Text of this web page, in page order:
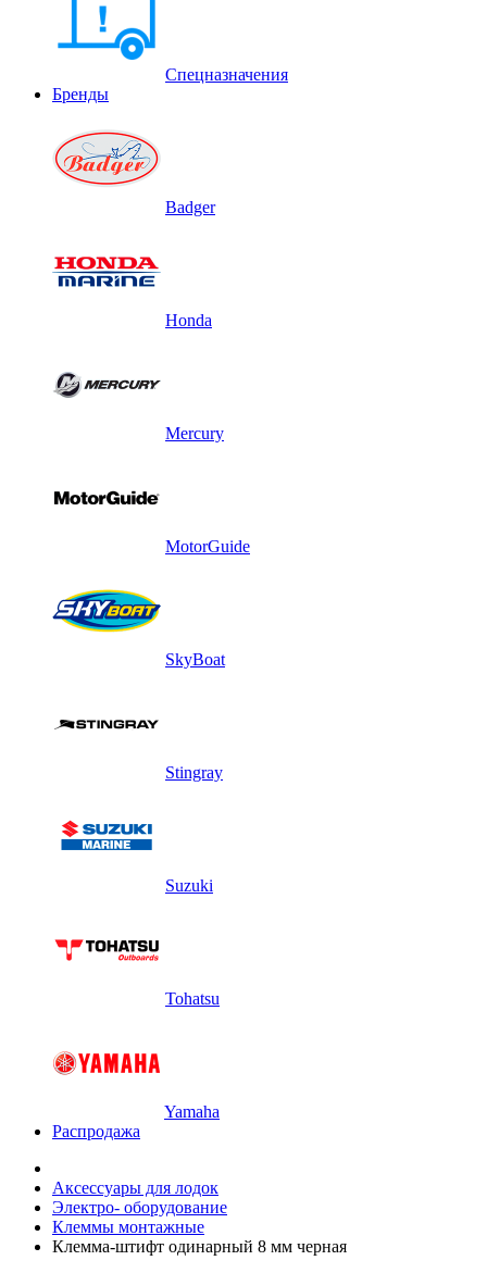
Спецназначения
Бренды
Badger
Honda
Mercury
MotorGuide
SkyBoat
Stingray
Suzuki
Tohatsu
Yamaha
Распродажа
Аксессуары для лодок
Электро- оборудование
Клеммы монтажные
Клемма-штифт одинарный 8 мм черная